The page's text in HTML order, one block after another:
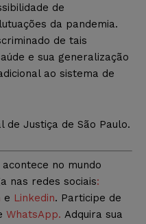
de
da pandemia.
de tais
e sua generalização
ao sistema de
Justiça de São Paulo.
no mundo
nas redes sociais:
e Linkedin. Participe de
WhatsApp. Adquira sua